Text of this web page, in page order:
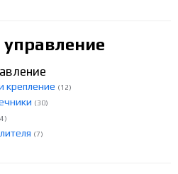
управление
крепление (12)
(30)
(7)